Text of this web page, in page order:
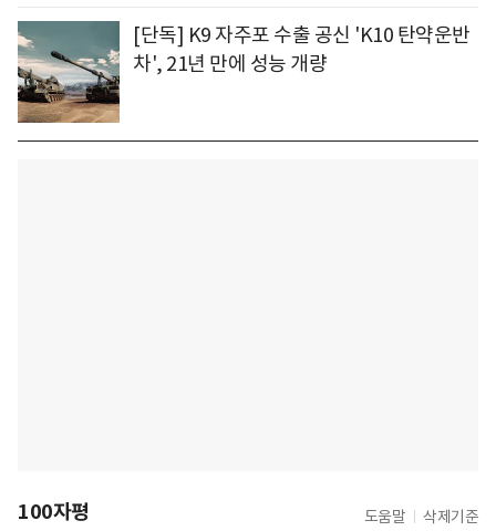
[단독] K9 자주포 수출 공신 'K10 탄약운반
차', 21년 만에 성능 개량
100자평 도움말 삭제기준